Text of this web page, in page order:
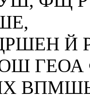
Й